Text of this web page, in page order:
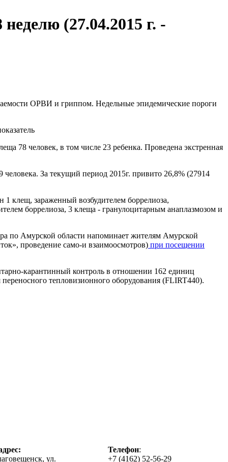
(27.04.2015 г. -
ОРВИ и гриппом. Недельные эпидемические пороги
78 человек, в том числе 23 ребенка. Проведена экстренная
За текущий период 2015г. привито 26,8% (27914
клещ, зараженный возбудителем боррелиоза,
боррелиоза, 3 клеща - гранулоцитарным анаплазмозом и
по Амурской области напоминает жителям Амурской
проведение само-и взаимоосмотров) при посещении
карантинный контроль в отношении 162 единиц
тепловизионного оборудования (FLIRT440).
ул.
Телефон:
+7 (4162) 52-56-29